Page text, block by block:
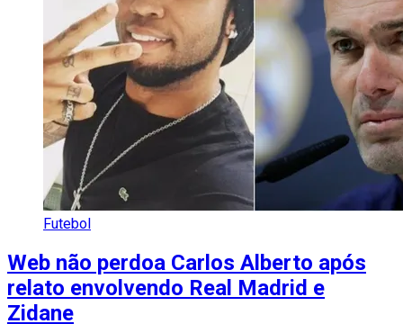
Futebol
Web não perdoa Carlos Alberto após
relato envolvendo Real Madrid e
Zidane